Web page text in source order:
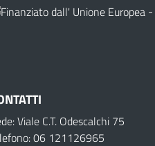
Viale C.T. Odescalchi 75
06 121126965